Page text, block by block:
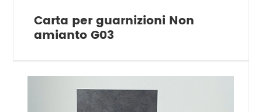
Carta per guarnizioni Non
amianto G03